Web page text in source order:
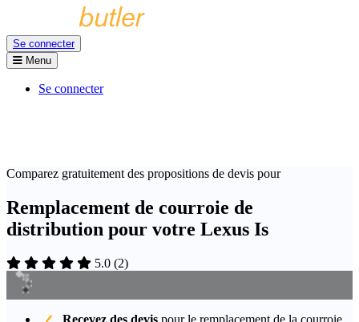
Se connecter
Menu
Se connecter
Comparez gratuitement des propositions de devis pour
Remplacement de courroie de
distribution pour votre Lexus Is
5.0 (2)
Recevez des devis pour le remplacement de la courroie